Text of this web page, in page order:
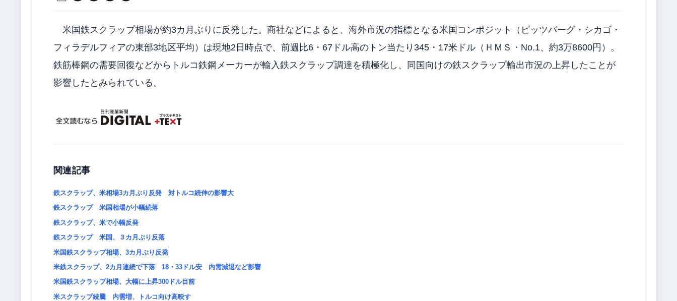
米国鉄スクラップ相場が約3カ月ぶりに反発した。商社などによると、海外市況の指標となる米国コンポジット（ピッツバーグ・シカゴ・
フィラデルフィアの東部3地区平均）は現地2日時点で、前週比6・67ドル高のトン当たり345・17米ドル（ＨＭＳ・No.1、約3万8600円）。
鉄筋棒鋼の需要回復などからトルコ鉄鋼メーカーが輸入鉄スクラップ調達を積極化し、同国向けの鉄スクラップ輸出市況の上昇したことが
影響したとみられている。
関連記事
鉄スクラップ、米相場3カ月ぶり反発 対トルコ続伸の影響大
鉄スクラップ 米国相場が小幅続落
鉄スクラップ、米で小幅反発
鉄スクラップ 米国、３カ月ぶり反落
米国鉄スクラップ相場、3カ月ぶり反発
米鉄スクラップ、2カ月連続で下落 18・33ドル安 内需減退など影響
米国鉄スクラップ相場、大幅に上昇300ドル目前
米スクラップ続騰 内需増、トルコ向け高映す